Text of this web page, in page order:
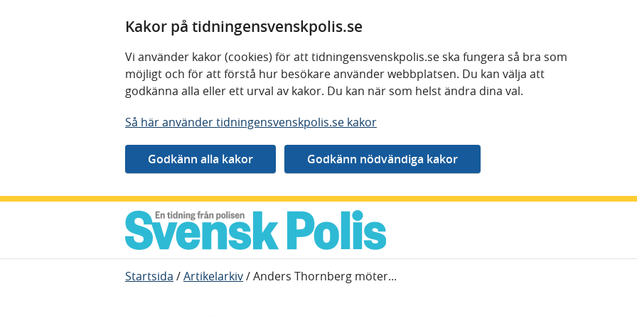
Kakor på tidningensvenskpolis.se
Vi använder kakor (cookies) för att tidningensvenskpolis.se ska fungera så bra som
möjligt och för att förstå hur besökare använder webbplatsen. Du kan välja att
godkänna alla eller ett urval av kakor. Du kan när som helst ändra dina val.
Så här använder tidningensvenskpolis.se kakor
Startsida /Artikelarkiv/Anders Thornberg möter...